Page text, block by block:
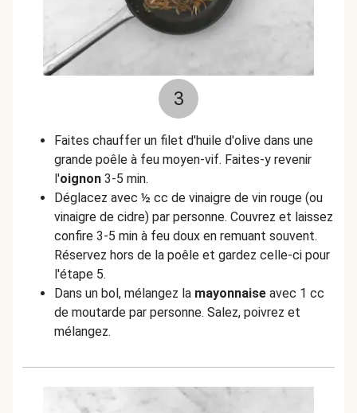
3
Faites chauffer un filet d'huile d'olive dans une
grande poêle à feu moyen-vif. Faites-y revenir
l'oignon 3-5 min.
Déglacez avec ½ cc de vinaigre de vin rouge (ou
vinaigre de cidre) par personne. Couvrez et laissez
confire 3-5 min à feu doux en remuant souvent.
Réservez hors de la poêle et gardez celle-ci pour
l'étape 5.
Dans un bol, mélangez la mayonnaise avec 1 cc
de moutarde par personne. Salez, poivrez et
mélangez.